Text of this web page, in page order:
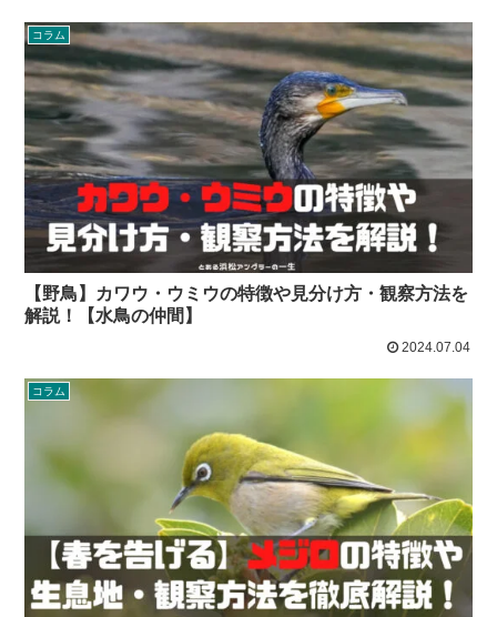
コラム
【野鳥】カワウ・ウミウの特徴や見分け方・観察方法を
解説！【水鳥の仲間】
2024.07.04
コラム